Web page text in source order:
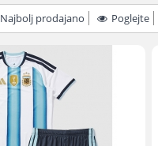
Najbolj prodajano Poglejte